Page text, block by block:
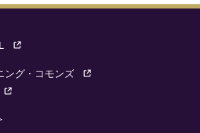
ング・コモンズ